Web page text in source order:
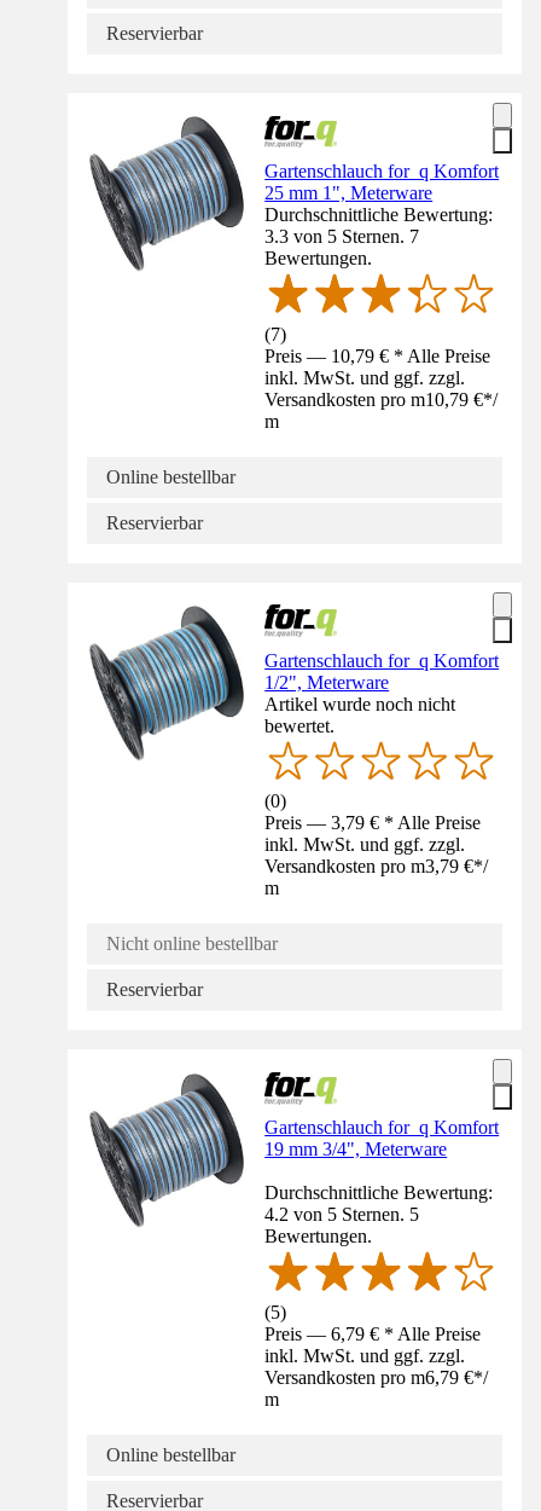
Reservierbar
Gartenschlauch for_q Komfort
25 mm 1", Meterware
Durchschnittliche Bewertung:
3.3 von 5 Sternen. 7
Bewertungen.
(7)
Preis — 10,79 € * Alle Preise
inkl. MwSt. und ggf. zzgl.
Versandkosten pro m10,79 €*/
m
Online bestellbar
Reservierbar
Gartenschlauch for_q Komfort
1/2", Meterware
Artikel wurde noch nicht
bewertet.
(0)
Preis — 3,79 € * Alle Preise
inkl. MwSt. und ggf. zzgl.
Versandkosten pro m3,79 €*/
m
Nicht online bestellbar
Reservierbar
Gartenschlauch for_q Komfort
19 mm 3/4", Meterware
Durchschnittliche Bewertung:
4.2 von 5 Sternen. 5
Bewertungen.
(5)
Preis — 6,79 € * Alle Preise
inkl. MwSt. und ggf. zzgl.
Versandkosten pro m6,79 €*/
m
Online bestellbar
Reservierbar